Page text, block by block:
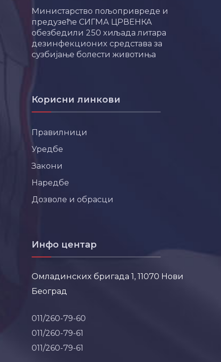
Министарство пољопривреде и
предузеће СИГМА ЦРВЕНКА
обезбедили 250 хиљада литара
дезинфекционих средстава за
сузбијање болести животиња
Корисни линкови
Правилници
Уредбе
Закони
Наредбе
Дозволе и обрасци
Инфо центар
Омладинских бригада 1, 11070 Нови
Београд
011/260-79-60
011/260-79-61
011/260-79-61